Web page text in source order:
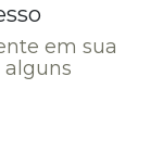
em sua
alguns